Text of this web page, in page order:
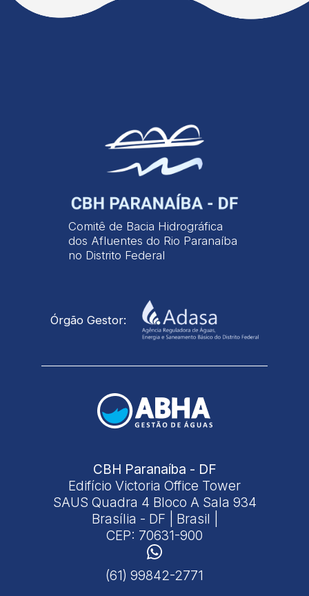
Comitê de Bacia Hidrográfica
dos Afluentes do Rio Paranaíba
no Distrito Federal
Órgão Gestor:
CBH Paranaíba - DF
Edifício Victoria Office Tower
SAUS Quadra 4 Bloco A Sala 934
Brasília - DF | Brasil |
CEP: 70631-900
(61) 99842-2771